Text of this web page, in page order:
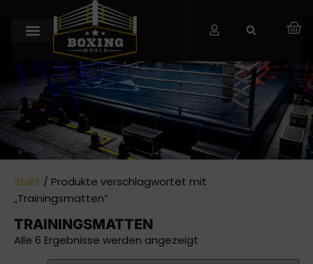
Start / Produkte verschlagwortet mit
„Trainingsmatten“
TRAININGSMATTEN
Alle 6 Ergebnisse werden angezeigt